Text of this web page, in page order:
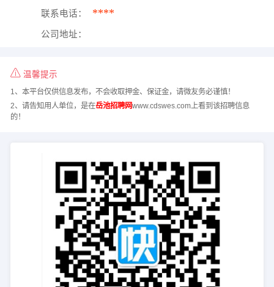
联系电话： ****
公司地址：
温馨提示
1、本平台仅供信息发布，不会收取押金、保证金，请微友务必谨慎！
2、请告知用人单位，是在岳池招聘网www.cdswes.com上看到该招聘信息
的！